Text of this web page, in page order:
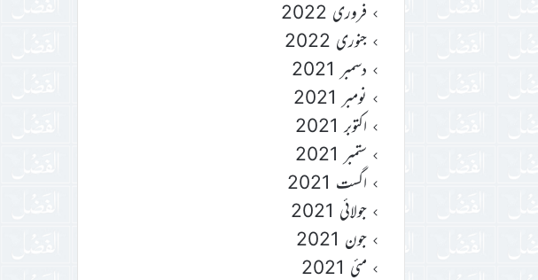
فروری 2022
جنوری 2022
دسمبر 2021
نومبر 2021
اکتوبر 2021
ستمبر 2021
اگست 2021
جولائی 2021
جون 2021
مئی 2021